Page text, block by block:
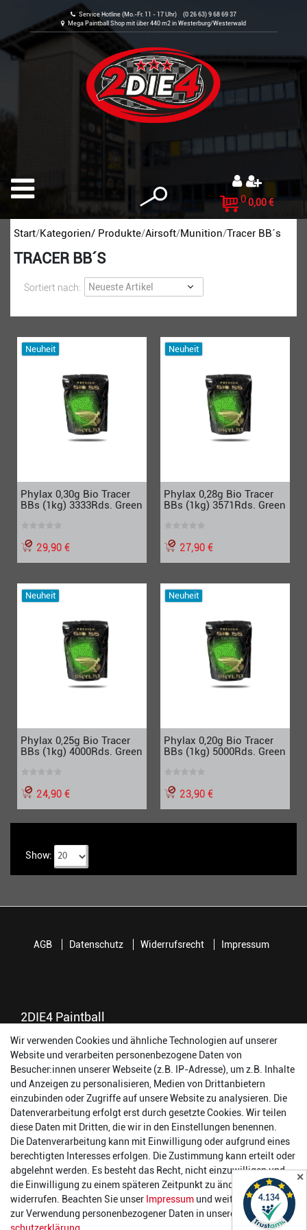
Service Hotline (Mo.-Fr. 11 - 17 Uhr) (0 26 63) 9 68 69 37
Mega Paintball Shop mit über 440 m2 in Westerburg/Westerwald
0 0,00 €
Start Kategorien/ Produkte Airsoft Munition Tracer BB´s
TRACER BB´S
Sortiert nach:
Neuheit
Phylax 0,30g Bio Tracer
BBs (1kg) 3333Rds. Green
29,90 €
Neuheit
Phylax 0,28g Bio Tracer
BBs (1kg) 3571Rds. Green
27,90 €
Neuheit
Phylax 0,25g Bio Tracer
BBs (1kg) 4000Rds. Green
24,90 €
Neuheit
Phylax 0,20g Bio Tracer
BBs (1kg) 5000Rds. Green
23,90 €
Show:
2DIE4 Paintball
56457 Westerburg
Reinhold-Ferger-Straße 26
order@2die4-sports.com
0 26 63/ 9 68 69 37
Öffnungszeiten
14:00 - 17:00 Uhr
Dienstag:
14:00 - 17:00 Uhr
Mittwoch:
14:00 - 17:00 Uhr
Donnerstag:
14:00 - 17:00 Uhr
14:00 - 19:00 Uhr
10:00 - 17:00 Uhr
AGB Datenschutz Widerrufsrecht Impressum
Wir verwenden Cookies und ähnliche Technologien auf unserer
Website und verarbeiten personenbezogene Daten von
Besucher:innen unserer Webseite (z.B. IP-Adresse), um z.B. Inhalte
und Anzeigen zu personalisieren, Medien von Drittanbietern
einzubinden oder Zugriffe auf unsere Website zu analysieren. Die
Datenverarbeitung erfolgt erst durch gesetzte Cookies. Wir teilen
diese Daten mit Dritten, die wir in den Einstellungen benennen.
Die Datenverarbeitung kann mit Einwilligung oder aufgrund eines
berechtigten Interesses erfolgen. Die Zustimmung kann erteilt oder
abgelehnt werden. Es besteht das Recht, nicht einzuwilligen und
die Einwilligung zu einem späteren Zeitpunkt zu ändern oder zu
widerrufen. Beachten Sie unser Impressum und weitere Hinweise
zur Verwendung personenbezogener Daten in unserer
Daten­
✕